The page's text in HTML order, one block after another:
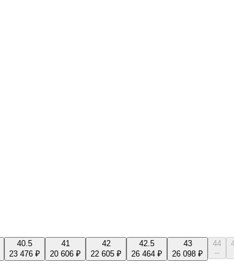
40.5
23 476 ₽
41
20 606 ₽
42
22 605 ₽
42.5
26 464 ₽
43
26 098 ₽
44
--